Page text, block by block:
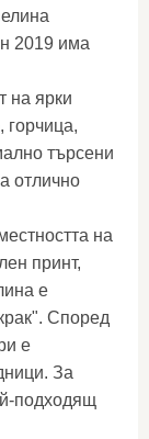
2019 има
на ярки
горчица,
търсени
отлично
на
принт,
е
Според
е
За
подходящ